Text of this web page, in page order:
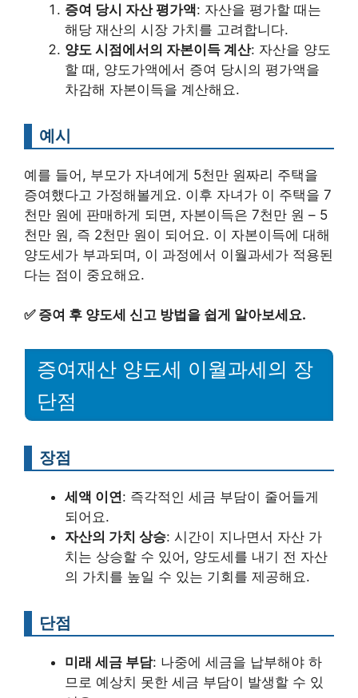
증여 당시 자산 평가액: 자산을 평가할 때는
해당 재산의 시장 가치를 고려합니다.
양도 시점에서의 자본이득 계산: 자산을 양도
할 때, 양도가액에서 증여 당시의 평가액을
차감해 자본이득을 계산해요.
예시
예를 들어, 부모가 자녀에게 5천만 원짜리 주택을
증여했다고 가정해볼게요. 이후 자녀가 이 주택을 7
천만 원에 판매하게 되면, 자본이득은 7천만 원 – 5
천만 원, 즉 2천만 원이 되어요. 이 자본이득에 대해
양도세가 부과되며, 이 과정에서 이월과세가 적용된
다는 점이 중요해요.
✅ 증여 후 양도세 신고 방법을 쉽게 알아보세요.
증여재산 양도세 이월과세의 장
단점
장점
세액 이연: 즉각적인 세금 부담이 줄어들게
되어요.
자산의 가치 상승: 시간이 지나면서 자산 가
치는 상승할 수 있어, 양도세를 내기 전 자산
의 가치를 높일 수 있는 기회를 제공해요.
단점
미래 세금 부담: 나중에 세금을 납부해야 하
므로 예상치 못한 세금 부담이 발생할 수 있